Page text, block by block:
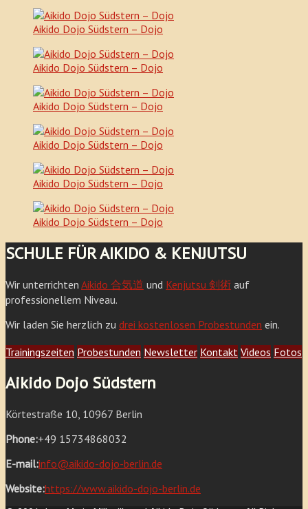
Aikido Dojo Südstern – Dojo
Aikido Dojo Südstern – Dojo
Aikido Dojo Südstern – Dojo
Aikido Dojo Südstern – Dojo
Aikido Dojo Südstern – Dojo
Aikido Dojo Südstern – Dojo
SCHULE FÜR AIKIDO & KENJUTSU
Wir unterrichten Aikido 合気道 und Kenjutsu 剣術 auf
professionellem Niveau.
Wir laden Sie herzlich zu drei kostenlosen Probestunden ein.
Trainingszeiten Probestunden Newsletter Kontakt Videos Fotos
Aikido Dojo Südstern
Körtestraße 10, 10967 Berlin
Phone:+49 15734868032
E-mail:info@aikido-dojo-berlin.de
Website:https://www.aikido-dojo-berlin.de